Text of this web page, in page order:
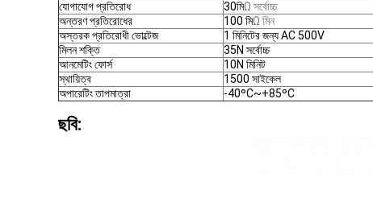
যোগাযোগ প্রতিরোধ
30মিΩ সর্বোচ্চ
অন্তরণ প্রতিরোধের
100 মিΩ মিন
অস্তরক প্রতিরোধী ভোল্টেজ
1 মিনিটের জন্য AC 500V
মিলন শক্তি
35N সর্বোচ্চ
আনমেটিং ফোর্স
10N মিনিট
স্থায়িত্ব
1500 সাইকেল
অপারেটিং তাপমাত্রা
-40ºC~+85ºC
ছবি: